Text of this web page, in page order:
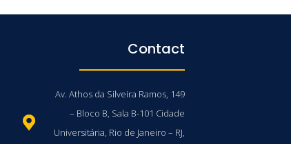
Contact
Av. Athos da Silveira Ramos, 149
– Bloco B, Sala B-101 Cidade
Universitária, Rio de Janeiro – RJ,